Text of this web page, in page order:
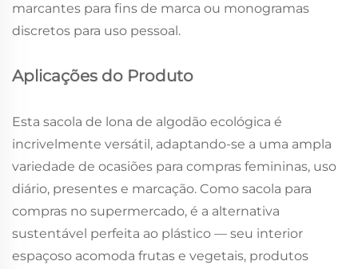
marcantes para fins de marca ou monogramas
discretos para uso pessoal.
Aplicações do Produto
Esta sacola de lona de algodão ecológica é
incrivelmente versátil, adaptando-se a uma ampla
variedade de ocasiões para compras femininas, uso
diário, presentes e marcação. Como sacola para
compras no supermercado, é a alternativa
sustentável perfeita ao plástico — seu interior
espaçoso acomoda frutas e vegetais, produtos